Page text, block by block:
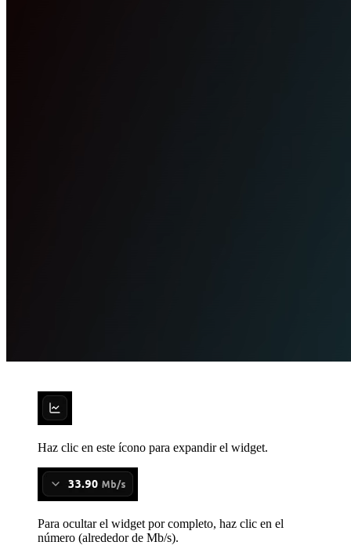
Haz clic en este ícono para expandir el widget.
Para ocultar el widget por completo, haz clic en el
número (alrededor de Mb/s).